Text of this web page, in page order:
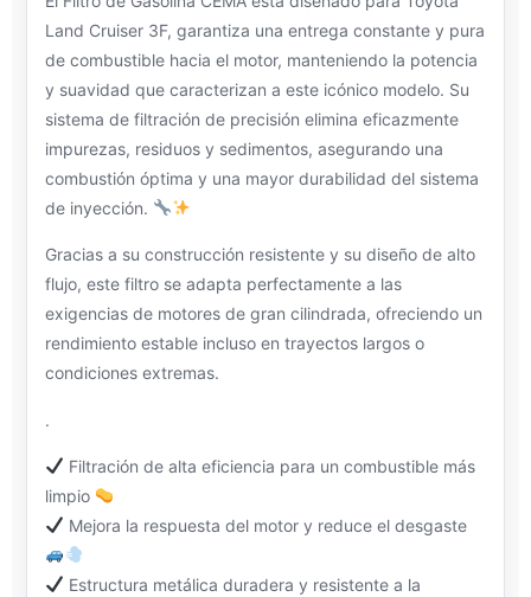
Land Cruiser 3F, garantiza una entrega constante y pura
de combustible hacia el motor, manteniendo la potencia
y suavidad que caracterizan a este icónico modelo. Su
sistema de filtración de precisión elimina eficazmente
impurezas, residuos y sedimentos, asegurando una
combustión óptima y una mayor durabilidad del sistema
de inyección.
Gracias a su construcción resistente y su diseño de alto
flujo, este filtro se adapta perfectamente a las
exigencias de motores de gran cilindrada, ofreciendo un
rendimiento estable incluso en trayectos largos o
condiciones extremas.
.
Filtración de alta eficiencia para un combustible más
limpio
Mejora la respuesta del motor y reduce el desgaste
Estructura metálica duradera y resistente a la